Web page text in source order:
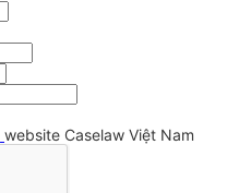
website Caselaw Việt Nam